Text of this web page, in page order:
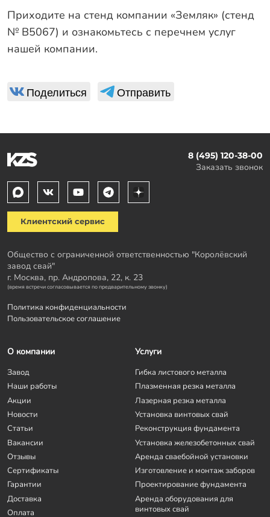
Приходите на стенд компании «Земляк» (стенд
№ В5067) и ознакомьтесь с перечнем услуг
нашей компании.
Поделиться Отправить
8 (495) 120-38-00
Заказать звонок
Клиентский сервис
Общество с ограниченной ответственностью "Королёвский
завод свай"
г. Москва, пр. Андропова, 22, к. 23
(время встречи согласовывается по предварительному звонку)
Политика конфиденциальности
Пользовательское соглашение
О компании
Завод
Наши работы
Акции
Новости
Статьи
Вакансии
Отзывы
Сертификаты
Гарантии
Доставка
Оплата
Услуги
Гибка листового металла
Плазменная резка металла
Лазерная резка металла
Установка винтовых свай
Реконструкция фундамента
Установка железобетонных свай
Аренда сваебойной установки
Изготовление и монтаж заборов
Проектирование фундамента
Аренда оборудования для
винтовых свай